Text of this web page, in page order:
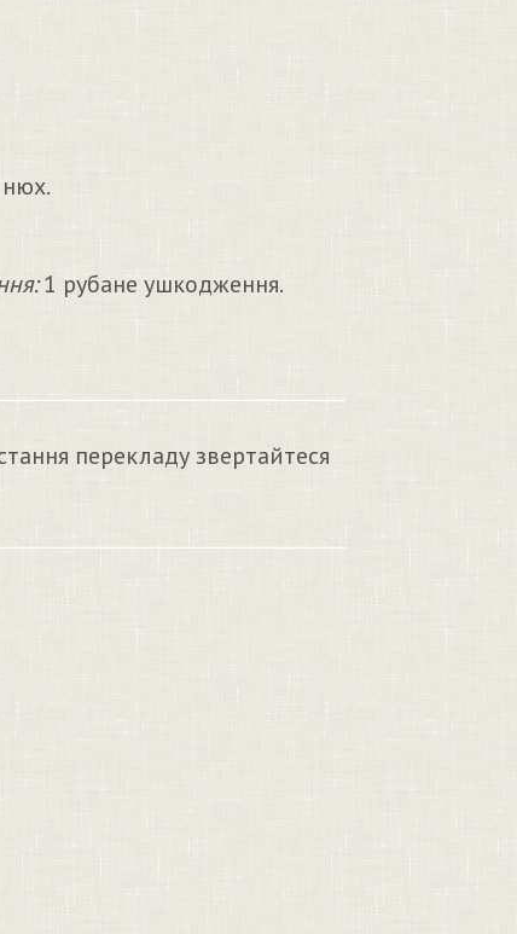
1 рубане ушкодження.
перекладу звертайтеся